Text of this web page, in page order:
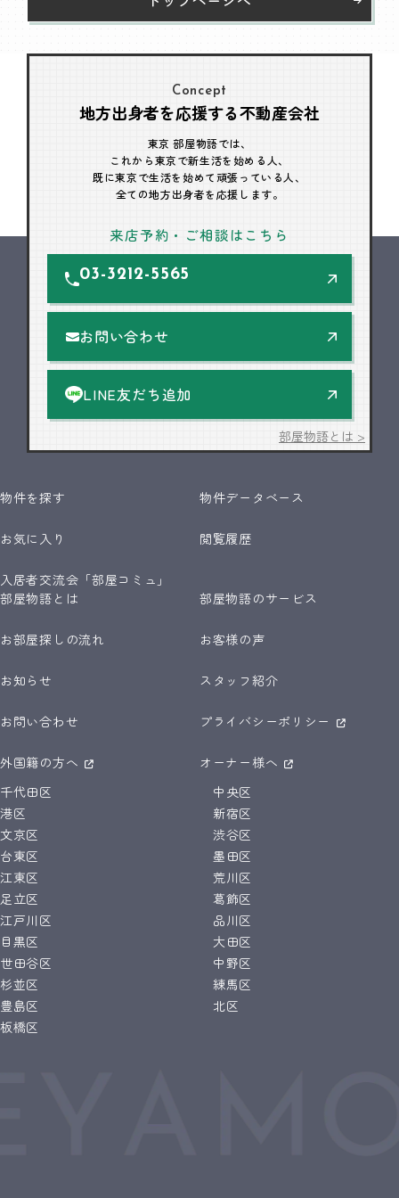
Concept
地方出身者を応援する不動産会社
東京 部屋物語では、
これから東京で新生活を始める人、
既に東京で生活を始めて頑張っている人、
全ての地方出身者を応援します。
来店予約・ご相談はこちら
03-3212-5565
お問い合わせ
LINE友だち追加
部屋物語とは >
物件を探す 物件データベース
お気に入り 閲覧履歴
入居者交流会「部屋コミュ」
部屋物語とは
部屋物語のサービス
お部屋探しの流れ お客様の声
お知らせ スタッフ紹介
お問い合わせ プライバシーポリシー
外国籍の方へ
オーナー様へ
千代田区
中央区
港区
新宿区
文京区
渋谷区
台東区
墨田区
江東区
荒川区
足立区
葛飾区
江戸川区
品川区
目黒区
大田区
世田谷区
中野区
杉並区
練馬区
豊島区
北区
板橋区